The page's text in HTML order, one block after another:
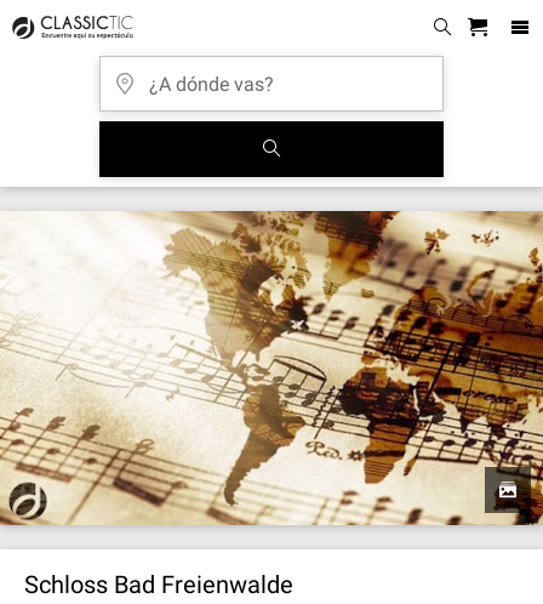
Schloss Bad Freienwalde